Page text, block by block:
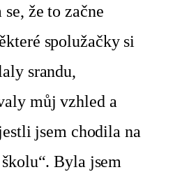
že to začne
spolužačky si
srandu,
můj vzhled a
jsem chodila na
Byla jsem